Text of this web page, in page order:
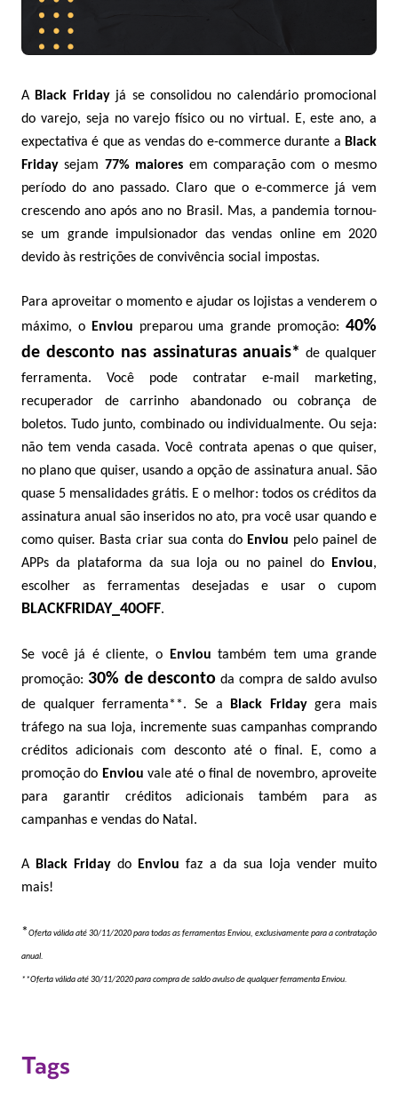
A Black Fridayjá se consolidou no calendário promocional
do varejo, seja no varejo físico ou no virtual. E, este ano, a
expectativa é que as vendas do e-commerce durante a Black
Friday sejam 77% maiores em comparação com o mesmo
período do ano passado. Claro que o e-commerce já vem
crescendo ano após ano no Brasil. Mas, a pandemia tornou-
se um grande impulsionador das vendas online em 2020
devido às restrições de convivência social impostas.
Para aproveitar o momento e ajudar os lojistas a venderem o
máximo, o
Enviou preparou uma grande promoção:40%
de desconto nas assinaturas anuais* de qualquer
ferramenta. Você pode contratar e-mail marketing,
recuperador de carrinho abandonado ou cobrança de
boletos. Tudo junto, combinado ou individualmente. Ou seja:
não tem venda casada. Você contrata apenas o que quiser,
no plano que quiser, usando a opção de assinatura anual. São
quase 5 mensalidades grátis. E o melhor: todos os créditos da
assinatura anual são inseridos no ato, pra você usar quando e
como quiser. Basta criar sua conta do Enviou pelo painel de
APPs da plataforma da sua loja ou no painel do
Enviou,
escolher as ferramentas desejadas e usar o cupom
BLACKFRIDAY_40OFF.
Se você já é cliente, o Enviou também tem uma grande
promoção: 30% de desconto da compra de saldo avulso
de qualquer ferramenta**. Se a
Black Fridaygera mais
tráfego na sua loja, incremente suas campanhas comprando
créditos adicionais com desconto até o final. E, como a
promoção do Enviou vale até o final de novembro, aproveite
para garantir créditos adicionais também para as
campanhas e vendas do Natal.
A Black Friday do Enviou faz a da sua loja vender muito
mais!
*Oferta válida até 30/11/2020 para todas as ferramentas Enviou, exclusivamente para a contratação
anual.
**Oferta válida até 30/11/2020 para compra de saldo avulso de qualquer ferramenta Enviou.
Tags